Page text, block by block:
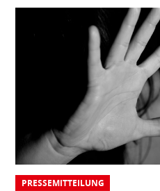
PRESSEMITTEILUNG